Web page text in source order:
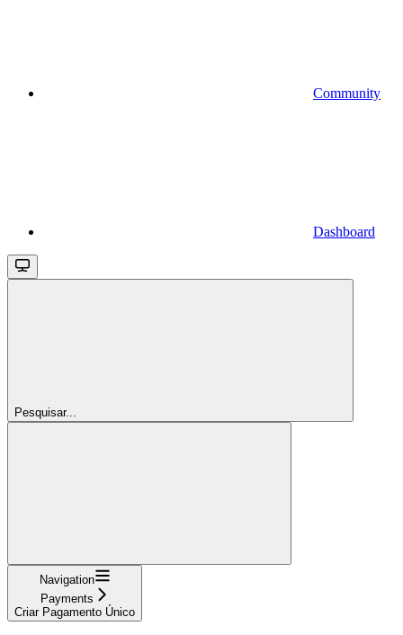
Community
Dashboard
Pesquisar...
Navigation
Payments
Criar Pagamento Único